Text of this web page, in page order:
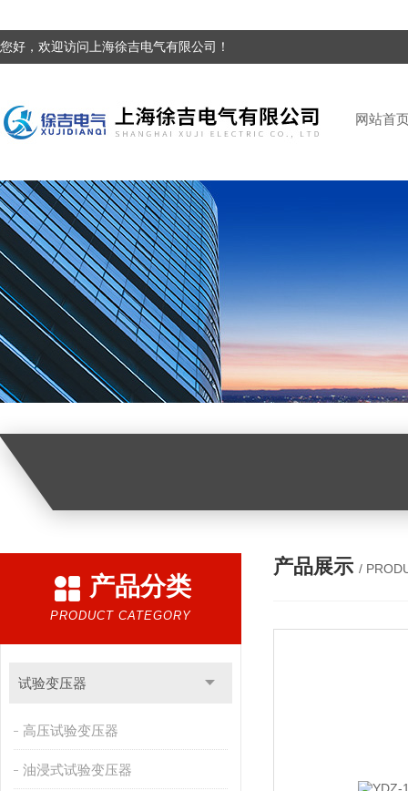
您好，欢迎访问上海徐吉电气有限公司！
网站首
产品展示 /
产品分类
PRODUCT CATEGORY
试验变压器
高压试验变压器
油浸式试验变压器